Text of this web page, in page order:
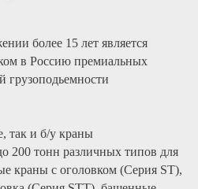
более 15 лет является
в Россию премиальных
грузоподьемности
так и б/у краны
200 тонн различных типов для
краны с оголовком (Серия ST),